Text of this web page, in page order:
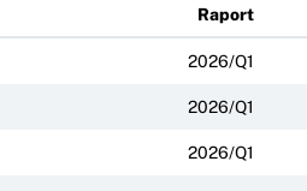
Raport
2026/Q1
2026/Q1
2026/Q1